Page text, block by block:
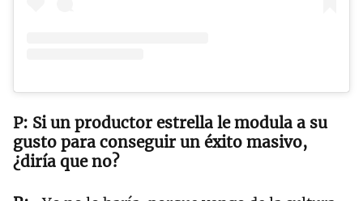
Si un productor estrella le modula a su
gusto para conseguir un éxito masivo,
¿diría que no?